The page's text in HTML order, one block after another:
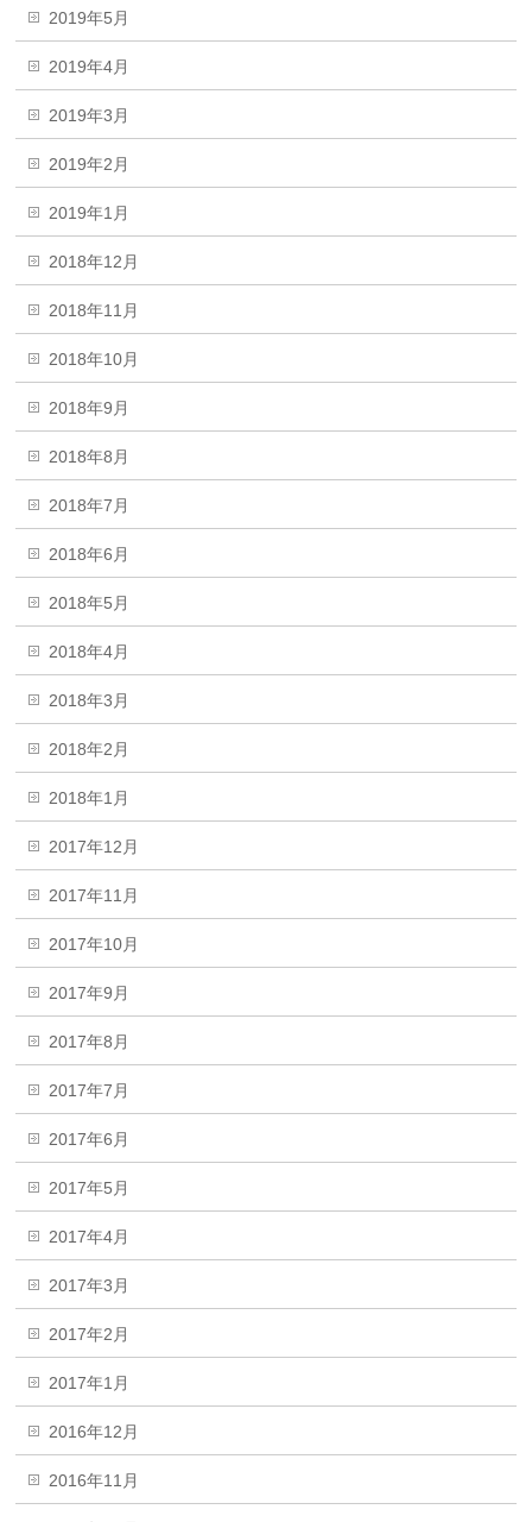
2019年5月
2019年4月
2019年3月
2019年2月
2019年1月
2018年12月
2018年11月
2018年10月
2018年9月
2018年8月
2018年7月
2018年6月
2018年5月
2018年4月
2018年3月
2018年2月
2018年1月
2017年12月
2017年11月
2017年10月
2017年9月
2017年8月
2017年7月
2017年6月
2017年5月
2017年4月
2017年3月
2017年2月
2017年1月
2016年12月
2016年11月